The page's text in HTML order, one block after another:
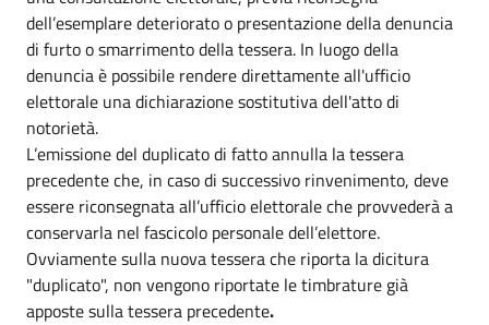
dell’esemplare deteriorato o presentazione della denuncia
di furto o smarrimento della tessera. In luogo della
denuncia è possibile rendere direttamente all'ufficio
elettorale una dichiarazione sostitutiva dell'atto di
notorietà.
L’emissione del duplicato di fatto annulla la tessera
precedente che, in caso di successivo rinvenimento, deve
essere riconsegnata all’ufficio elettorale che provvederà a
conservarla nel fascicolo personale dell’elettore.
Ovviamente sulla nuova tessera che riporta la dicitura
"duplicato", non vengono riportate le timbrature già
apposte sulla tessera precedente.